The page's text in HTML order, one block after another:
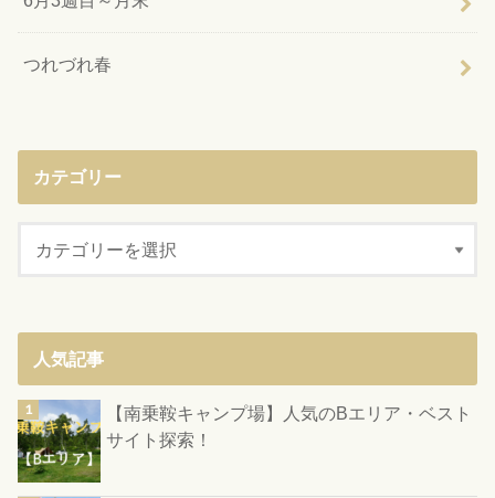
つれづれ春
カテゴリー
人気記事
【南乗鞍キャンプ場】人気のBエリア・ベスト
サイト探索！